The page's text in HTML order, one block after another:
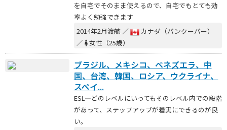
を自宅でそのまま使えるので、自宅でもとても効
率よく勉強できます
2014年2月渡航 ／
カナダ（バンクーバー）
／ 女性（25歳）
ブラジル、メキシコ、ベネズエラ、中
国、台湾、韓国、ロシア、ウクライナ、
スペイ...
ESL―どのレベルにいってもそのレベル内での段階
があって、ステップアップが着実にできるのが良
い。